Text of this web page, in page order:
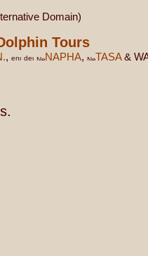
Domain)
Tours
, NAPHA, TASA&